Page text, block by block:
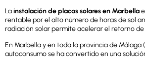
Lainstalación de placas solares en Marbella
rentable por el alto número de horas de sol
radiación solar permite acelerar el retorno de
En Marbella y en toda la provincia de Málaga
autoconsumo se ha convertido en una